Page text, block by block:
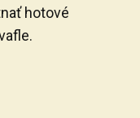
hotové